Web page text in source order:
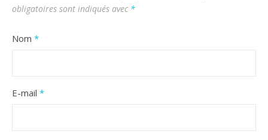
obligatoires sont indiqués avec *
Nom *
E-mail *